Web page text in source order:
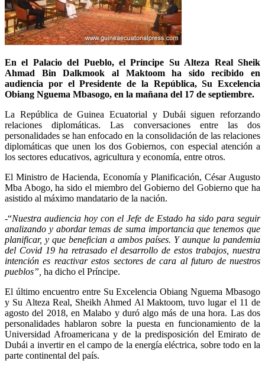
En el Palacio del Pueblo, el Príncipe Su Alteza Real Sheik
Ahmad Bin Dalkmook al Maktoom ha sido recibido en
audiencia por el Presidente de la República, Su Excelencia
Obiang Nguema Mbasogo, en la mañana del 17 de septiembre.
La República de Guinea Ecuatorial y Dubái siguen reforzando
relaciones diplomáticas. Las conversaciones entre las dos
personalidades se han enfocado en la consolidación de las relaciones
diplomáticas que unen los dos Gobiernos, con especial atención a
los sectores educativos, agricultura y economía, entre otros.
El Ministro de Hacienda, Economía y Planificación, César Augusto
Mba Abogo, ha sido el miembro del Gobierno del Gobierno que ha
asistido al máximo mandatario de la nación.
-“Nuestra audiencia hoy con el Jefe de Estado ha sido para seguir
analizando y abordar temas de suma importancia que tenemos que
planificar, y que benefician a ambos países. Y aunque la pandemia
del Covid 19 ha retrasado el desarrollo de estos trabajos, nuestra
intención es reactivar estos sectores de cara al futuro de nuestros
pueblos”, ha dicho el Príncipe.
El último encuentro entre Su Excelencia Obiang Nguema Mbasogo
y Su Alteza Real, Sheikh Ahmed Al Maktoom, tuvo lugar el 11 de
agosto del 2018, en Malabo y duró algo más de una hora. Las dos
personalidades hablaron sobre la puesta en funcionamiento de la
Universidad Afroamericana y de la predisposición del Emirato de
Dubái a invertir en el campo de la energía eléctrica, sobre todo en la
parte continental del país.